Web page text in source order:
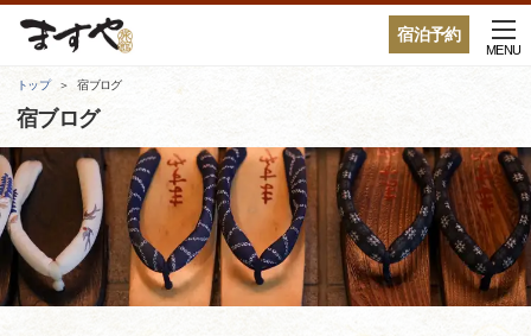
宿泊予約
MENU
トップ 宿ブログ
宿ブログ